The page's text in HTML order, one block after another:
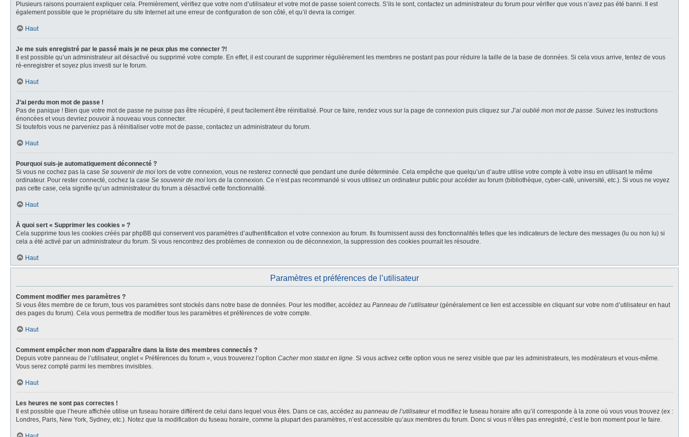
Plusieurs raisons pourraient expliquer cela. Premièrement, vérifiez que votre nom d’utilisateur et votre mot de passe soient corrects. S’ils le sont, contactez un administrateur du forum pour vérifier que vous n’avez pas été banni. Il est
également possible que le propriétaire du site Internet ait une erreur de configuration de son côté, et qu’il devra la corriger.
Haut
Je me suis enregistré par le passé mais je ne peux plus me connecter ?!
Il est possible qu’un administrateur ait désactivé ou supprimé votre compte. En effet, il est courant de supprimer régulièrement les membres ne postant pas pour réduire la taille de la base de données. Si cela vous arrive, tentez de vous
ré-enregistrer et soyez plus investi sur le forum.
Haut
J’ai perdu mon mot de passe !
Pas de panique ! Bien que votre mot de passe ne puisse pas être récupéré, il peut facilement être réinitialisé. Pour ce faire, rendez vous sur la page de connexion puis cliquez sur J’ai oublié mon mot de passe. Suivez les instructions
énoncées et vous devriez pouvoir à nouveau vous connecter.
Si toutefois vous ne parveniez pas à réinitialiser votre mot de passe, contactez un administrateur du forum.
Haut
Pourquoi suis-je automatiquement déconnecté ?
Si vous ne cochez pas la case Se souvenir de moi lors de votre connexion, vous ne resterez connecté que pendant une durée déterminée. Cela empêche que quelqu’un d’autre utilise votre compte à votre insu en utilisant le même
ordinateur. Pour rester connecté, cochez la case Se souvenir de moi lors de la connexion. Ce n’est pas recommandé si vous utilisez un ordinateur public pour accéder au forum (bibliothèque, cyber-café, université, etc.). Si vous ne voyez
pas cette case, cela signifie qu’un administrateur du forum a désactivé cette fonctionnalité.
Haut
À quoi sert « Supprimer les cookies » ?
Cela supprime tous les cookies créés par phpBB qui conservent vos paramètres d’authentification et votre connexion au forum. Ils fournissent aussi des fonctionnalités telles que les indicateurs de lecture des messages (lu ou non lu) si
cela a été activé par un administrateur du forum. Si vous rencontrez des problèmes de connexion ou de déconnexion, la suppression des cookies pourrait les résoudre.
Haut
Paramètres et préférences de l’utilisateur
Comment modifier mes paramètres ?
Si vous êtes membre de ce forum, tous vos paramètres sont stockés dans notre base de données. Pour les modifier, accédez au Panneau de l’utilisateur(généralement ce lien est accessible en cliquant sur votre nom d’utilisateur en haut
des pages du forum). Cela vous permettra de modifier tous les paramètres et préférences de votre compte.
Haut
Comment empêcher mon nom d’apparaître dans la liste des membres connectés ?
Depuis votre panneau de l’utilisateur, onglet « Préférences du forum », vous trouverez l’option Cacher mon statut en ligne. Si vous activez cette option vous ne serez visible que par les administrateurs, les modérateurs et vous-même.
Vous serez compté parmi les membres invisibles.
Haut
Les heures ne sont pas correctes !
Il est possible que l’heure affichée utilise un fuseau horaire différent de celui dans lequel vous êtes. Dans ce cas, accédez au panneau de l’utilisateuret modifiez le fuseau horaire afin qu’il corresponde à la zone où vous vous trouvez (ex :
Londres, Paris, New York, Sydney, etc.). Notez que la modification du fuseau horaire, comme la plupart des paramètres, n’est accessible qu’aux membres du forum. Donc si vous n’êtes pas enregistré, c’est le bon moment pour le faire.